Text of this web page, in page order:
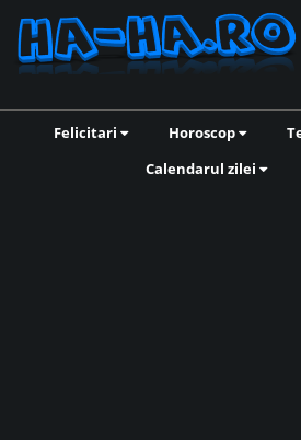
Felicitari Horoscop
Calendarul zilei